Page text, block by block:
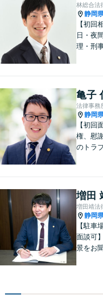
林総合法
静岡
【初回
日・夜
理・刑
向き合
す。法
再建・
自信が
亀子
法律事務
静岡
【初回
権、慰
のトラ
護士で
談も、
岡市の
増田
増田靖法
静岡
【駐車
面談可
景をお
くださ